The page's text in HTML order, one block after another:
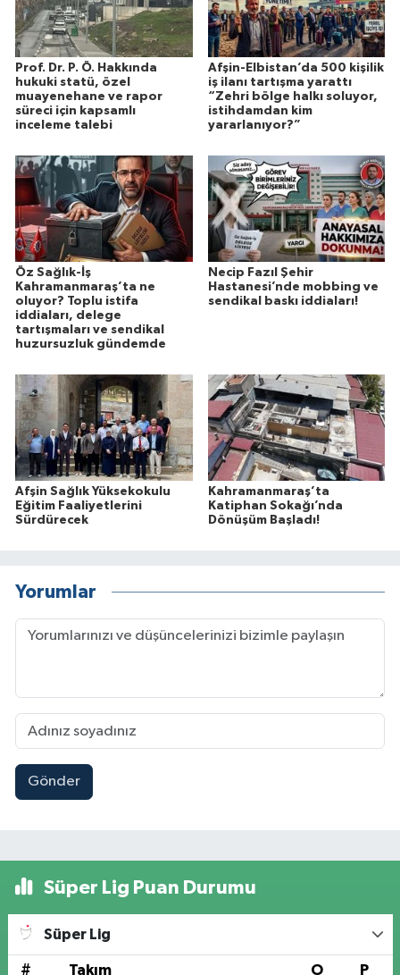
Prof. Dr. P. Ö. Hakkında
hukuki statü, özel
muayenehane ve rapor
süreci için kapsamlı
inceleme talebi
Afşin-Elbistan’da 500 kişilik
iş ilanı tartışma yarattı
“Zehri bölge halkı soluyor,
istihdamdan kim
yararlanıyor?”
Öz Sağlık-İş
Kahramanmaraş’ta ne
oluyor? Toplu istifa
iddiaları, delege
tartışmaları ve sendikal
huzursuzluk gündemde
Necip Fazıl Şehir
Hastanesi’nde mobbing ve
sendikal baskı iddiaları!
Afşin Sağlık Yüksekokulu
Eğitim Faaliyetlerini
Sürdürecek
Kahramanmaraş’ta
Katiphan Sokağı’nda
Dönüşüm Başladı!
Yorumlar
Gönder
Süper Lig Puan Durumu
Süper Lig
# Takım O P